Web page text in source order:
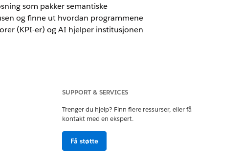
som pakker semantiske
og finne ut hvordan programmene
(KPI-er) og AI hjelper institusjonen
for installeringen. Se gjennom kravene
SUPPORT & SERVICES
Trenger du hjelp? Finn flere ressurser, eller få
kontakt med en ekspert.
Få støtte